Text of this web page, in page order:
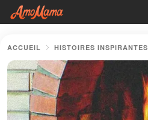
ACCUEIL HISTOIRES INSPIRANTES